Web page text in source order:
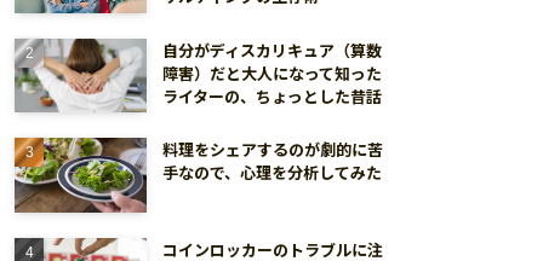
自分がディスカリキュア（算数
障害）だと大人になって知った
ライターの、ちょっとした昔話
料理をシェアするのが劇的に苦
手なので、心理を分析してみた
コインロッカーのトラブルに注